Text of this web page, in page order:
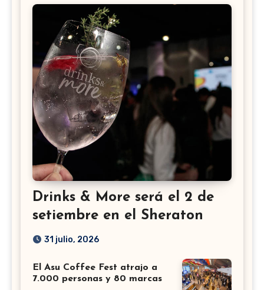
Drinks & More será el 2 de
setiembre en el Sheraton
31 julio, 2026
El Asu Coffee Fest atrajo a
7.000 personas y 80 marcas